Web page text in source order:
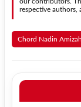
respective authors,
Chord Nadin Amizah